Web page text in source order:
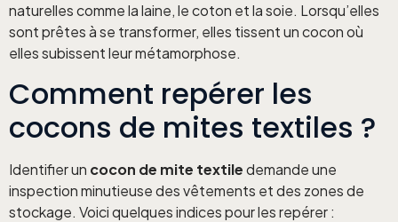
naturelles comme la laine, le coton et la soie. Lorsqu’elles
sont prêtes à se transformer, elles tissent un cocon où
elles subissent leur métamorphose.
Comment repérer les
cocons de mites textiles ?
Identifier un cocon de mite textiledemande une
inspection minutieuse des vêtements et des zones de
stockage. Voici quelques indices pour les repérer :